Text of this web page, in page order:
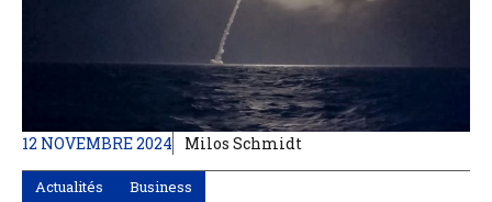
12 NOVEMBRE 2024 Milos Schmidt
Actualités Business